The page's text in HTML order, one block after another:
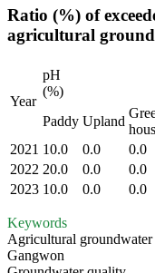
Ratio (%) of
agricultural
Year
pH
(%)
Paddy Upland
2021 10.0 0.0 0.0
2022 20.0 0.0 0.0
2023 10.0 0.0 0.0
Keywords
Agricultural groundwater
Gangwon